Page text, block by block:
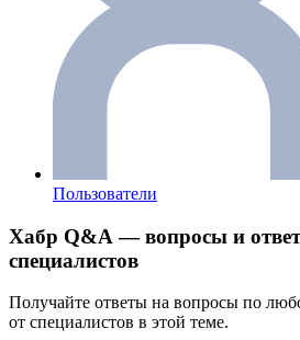
Пользователи
Хабр Q&A — вопросы и
специалистов
Получайте ответы на вопросы по
от специалистов в этой теме.